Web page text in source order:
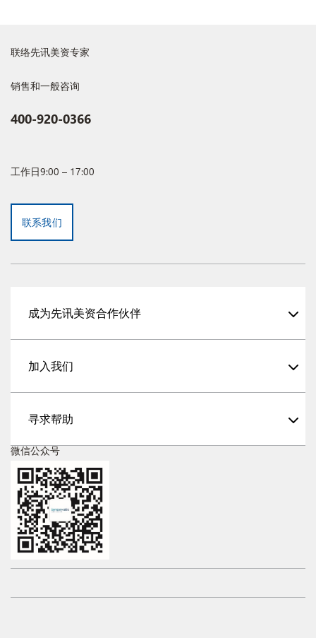
联络先讯美资专家
销售和一般咨询
400-920-0366
工作日9:00 – 17:00
联系我们
成为先讯美资合作伙伴
加入我们
寻求帮助
微信公众号